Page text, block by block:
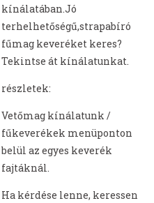
kínálatában.Jó
terhelhetőségű,strapabíró
fűmag keveréket keres?
Tekintse át kínálatunkat.
részletek:
Vetőmag kínálatunk /
fűkeverékek menüponton
belül az egyes keverék
fajtáknál.
Ha kérdése lenne, keressen